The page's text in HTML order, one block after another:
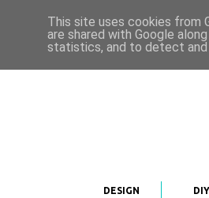
DESIGN DIY
This site uses cookies from
are shared with Google
statistics, and to detect and